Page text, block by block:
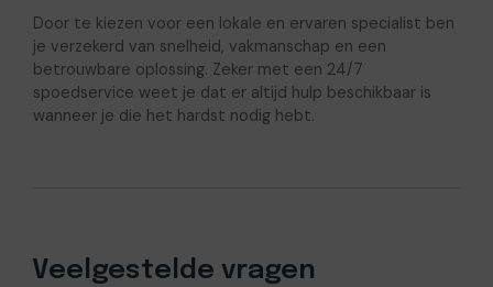
Door te kiezen voor een lokale en ervaren specialist ben
je verzekerd van snelheid, vakmanschap en een
betrouwbare oplossing. Zeker met een 24/7
spoedservice weet je dat er altijd hulp beschikbaar is
wanneer je die het hardst nodig hebt.
Veelgestelde vragen